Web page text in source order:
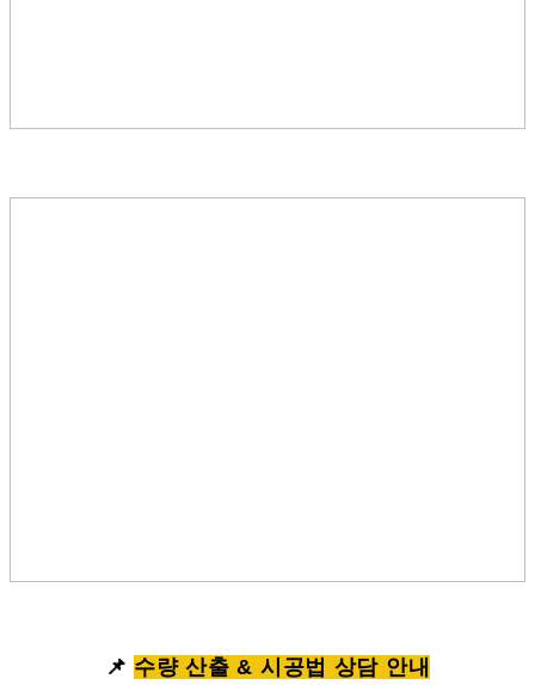
📌 수량 산출 & 시공법 상담 안내